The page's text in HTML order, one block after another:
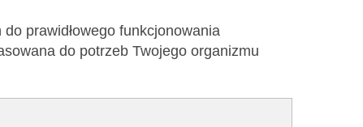
prawidłowego funkcjonowania
do potrzeb Twojego organizmu